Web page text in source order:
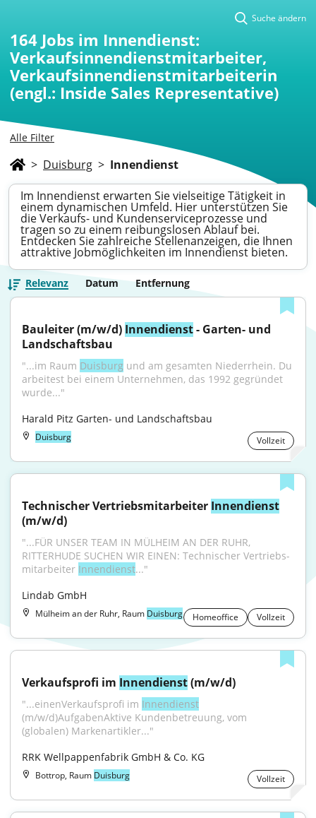
Alle Filter
Suche ändern
164 Jobs im Innendienst:
Verkaufsinnendienstmitarbeiter,
Verkaufsinnendienstmitarbeiterin
(engl.: Inside Sales Representative)
> Duisburg > Innendienst
Im Innendienst erwarten Sie vielseitige Tätigkeit in
einem dynamischen Umfeld. Hier unterstützen Sie
die Verkaufs- und Kundenserviceprozesse und
tragen so zu einem reibungslosen Ablauf bei.
Entdecken Sie zahlreiche Stellenanzeigen, die Ihnen
attraktive Jobmöglichkeiten im Innendienst bieten.
Relevanz Datum Entfernung
Bauleiter (m/w/d) Innendienst - Garten- und
Landschaftsbau
"...im Raum Duisburg und am gesamten Niederrhein. Du
arbeitest bei einem Unternehmen, das 1992 gegründet
wurde..."
Harald Pitz Garten- und Landschaftsbau
Duisburg Vollzeit
Technischer Vertriebsmitarbeiter Innendienst
(m/w/d)
"...FÜR UNSER TEAM IN MÜLHEIM AN DER RUHR,
RITTERHUDE SUCHEN WIR EINEN: Technischer Vertriebs­
mitarbeiter Innendienst..."
Lindab GmbH
Mülheim an der Ruhr, Raum Duisburg Homeoffice Vollzeit
Verkaufsprofi im Innendienst (m/w/d)
"...einenVerkaufsprofi im Innendienst
(m/w/d)AufgabenAktive Kundenbetreuung, vom
(globalen) Markenartikler..."
RRK Wellpappenfabrik GmbH & Co. KG
Bottrop, Raum Duisburg Vollzeit